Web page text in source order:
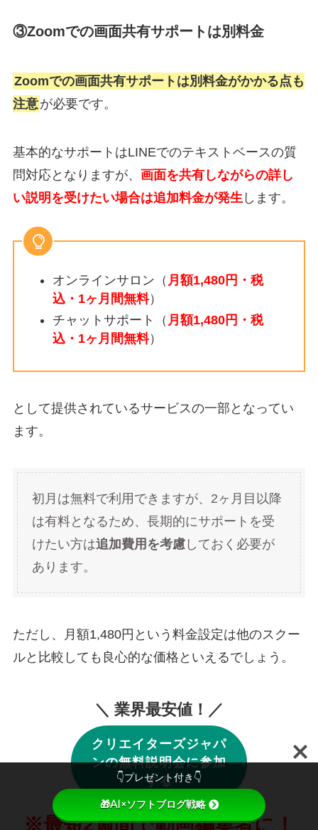
③Zoomでの画面共有サポートは別料金
Zoomでの画面共有サポートは別料金がかかる点も
注意が必要です。
基本的なサポートはLINEでのテキストベースの質
問対応となりますが、 画面を共有しながらの詳し
い説明を受けたい場合は追加料金が発生 します。
オンラインサロン（ 月額1,480円・税
込・1ヶ月間無料）
チャットサポート（ 月額1,480円・税
込・1ヶ月間無料）
として提供されているサービスの一部となってい
ます。
初月は無料で利用できますが、2ヶ月目以降
は有料となるため、長期的にサポートを受
けたい方は追加費用を考慮しておく必要が
あります。
ただし、月額1,480円という料金設定は他のスクー
ルと比較しても良心的な価格といえるでしょう。
＼ 業界最安値！／
クリエイターズジャパ
ンの無料説明会に参加
する
※最短2週間で動画編集者に！
👇プレゼント付き👇
🎁AI×ソフトブログ戦略